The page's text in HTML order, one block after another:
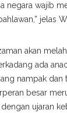
negara wajib
jelas
akan
ada
nampak dan
besar
ujaran